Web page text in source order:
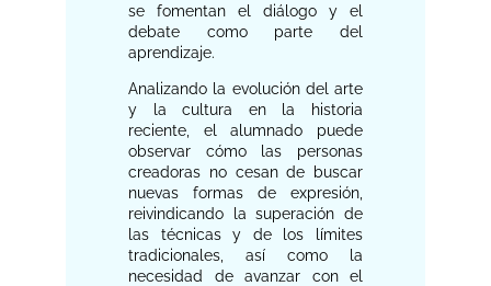
se fomentan el diálogo y el
debate como parte del
aprendizaje.
Analizando la evolución del arte
y la cultura en la historia
reciente, el alumnado puede
observar cómo las personas
creadoras no cesan de buscar
nuevas formas de expresión,
reivindicando la superación de
las técnicas y de los límites
tradicionales, así como la
necesidad de avanzar con el